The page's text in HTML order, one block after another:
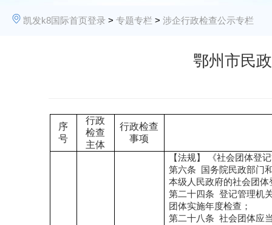
凯发k8国际首页登录 > 专题专栏 > 涉企行政检查公示专栏
鄂州市民
序
号
行政
检查
主体
行政检查
事项
【法规】
《社会团体登
第六条
国务院民政部门
本级人民政府的社会团体
第二十四条 登记管理机
团体实施年度检查；
第二十八条 社会团体应